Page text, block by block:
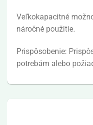
Veľkokapacitné
náročné použitie.
Prispôsobenie:
potrebám alebo